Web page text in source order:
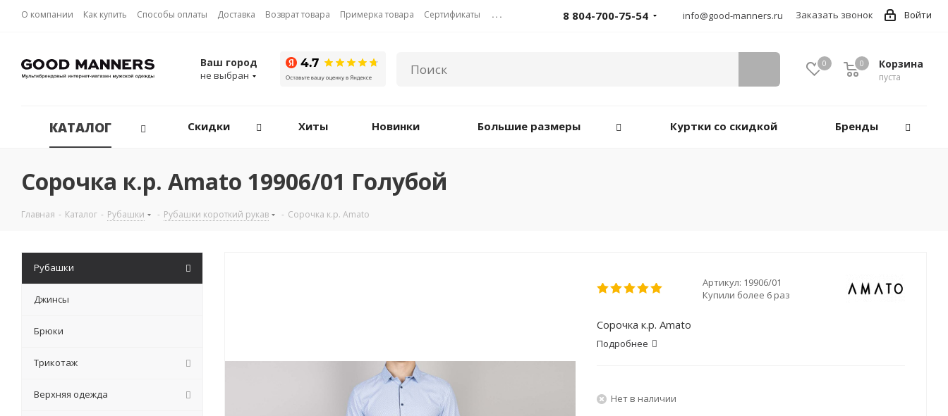
О компании Как купить Способы оплаты Доставка Возврат товара Примерка товара Сертификаты ... Войти
8 804-700-75-54 info@good-manners.ru Заказать звонок
Ваш город
не выбран
0 Корзина
пуста
0
КАТАЛОГ Скидки Хиты Новинки Большие размеры Куртки со скидкой Бренды
Сорочка к.р. Amato 19906/01 Голубой
Главная - Каталог - Рубашки - Рубашки короткий рукав - Сорочка к.р. Amato
Артикул: 19906/01
Купили более 6 раз
Сорочка к.р. Amato
Подробнее
Нет в наличии
Рубашки
Джинсы
Брюки
Трикотаж
Верхняя одежда